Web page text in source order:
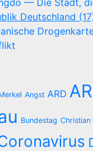
— Die Stadt,
Deutschland
Angst ARD
Bundestag Christian